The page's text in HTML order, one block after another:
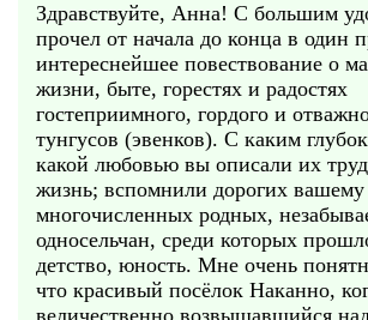
Здравствуйте, Анна! С большим
прочел от начала до конца в один
интереснейшее повествование о
жизни, быте, горестях и радостях
гостеприимного, гордого и
тунгусов (эвенков). С каким
какой любовью вы описали их
жизнь; вспомнили дорогих вашему
многочисленных родных,
односельчан, среди которых
детство, юность. Мне очень
что красивый посёлок Наканно,
величественно возвышавшийся